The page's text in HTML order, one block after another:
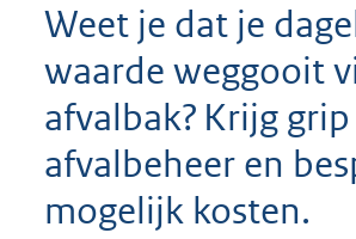
Weet je dat je
waarde weggooit
afvalbak? Krijg
afvalbeheer en
mogelijk kosten.